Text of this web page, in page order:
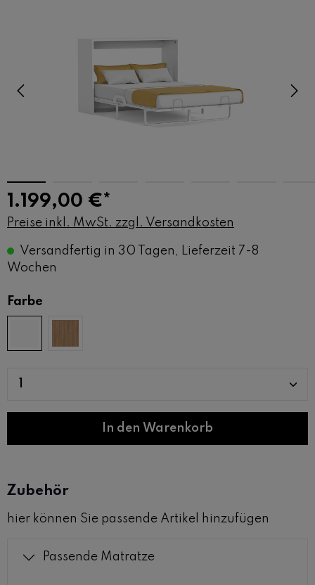
1.199,00 €*
Preise inkl. MwSt. zzgl. Versandkosten
Versandfertig in 30 Tagen, Lieferzeit 7-8
Wochen
Farbe
Produkt Anzahl: Gib den
In den Warenkorb
Zubehör
hier können Sie passende Artikel hinzufügen
Passende Matratze